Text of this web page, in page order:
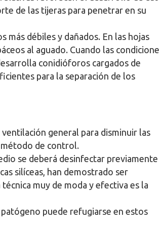
de las tijeras para penetrar en su
débiles y dañados. En las hojas
al aguado. Cuando las
conidióforos cargados de
para la separación de los
general para disminuir las
método de control.
se deberá desinfectar previamente
silíceas, han demostrado ser
muy de moda y efectiva es la
puede refugiarse en estos